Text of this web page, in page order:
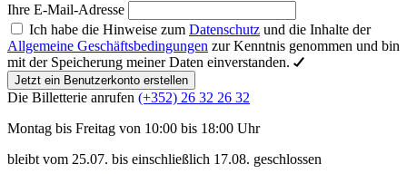
Ihre E-Mail-Adresse
Ich habe die Hinweise zum Datenschutz und die Inhalte der
Allgemeine Geschäftsbedingungen zur Kenntnis genommen und bin
mit der Speicherung meiner Daten einverstanden.
Jetzt ein Benutzerkonto erstellen
Die Billetterie anrufen (+352) 26 32 26 32
Montag bis Freitag von 10:00 bis 18:00 Uhr
bleibt vom 25.07. bis einschließlich 17.08. geschlossen